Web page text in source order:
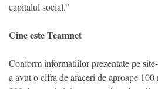
capitalul social.”
Cine este Teamnet
Conform informatiilor prezentate pe
a avut o cifra de afaceri de aproape